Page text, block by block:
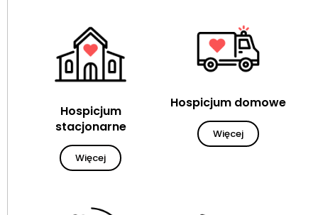
Hospicjum
stacjonarne
Więcej
Hospicjum domowe
Więcej